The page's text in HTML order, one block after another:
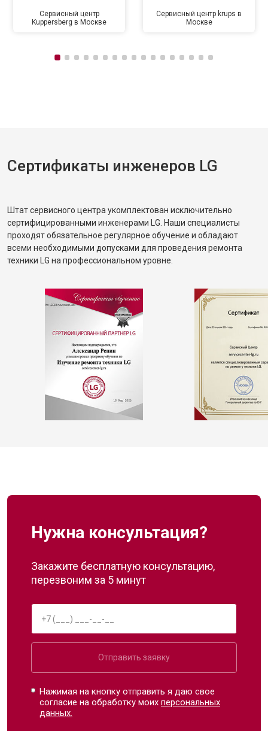
Сервисный центр
Kuppersberg в Москве
Сервисный центр krups в
Москве
Сертификаты инженеров LG
Штат сервисного центра укомплектован исключительно
сертифицированными инженерами LG. Наши специалисты
проходят обязательное регулярное обучение и обладают
всеми необходимыми допусками для проведения ремонта
техники LG на профессиональном уровне.
Нужна консультация?
Закажите бесплатную консультацию,
перезвоним за 5 минут
Отправить заявку
Нажимая на кнопку отправить я даю свое
согласие на обработку моихперсональных
данных.